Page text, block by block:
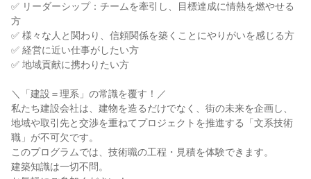
✅ リーダーシップ：チームを牽引し、目標達成に情熱を燃やせる
方
✅ 様々な人と関わり、信頼関係を築くことにやりがいを感じる方
✅ 経営に近い仕事がしたい方
✅ 地域貢献に携わりたい方
＼「建設＝理系」の常識を覆す！／
私たち建設会社は、建物を造るだけでなく、街の未来を企画し、
地域や取引先と交渉を重ねてプロジェクトを推進する「文系技術
職」が不可欠です。
このプログラムでは、技術職の工程・見積を体験できます。
建築知識は一切不問。